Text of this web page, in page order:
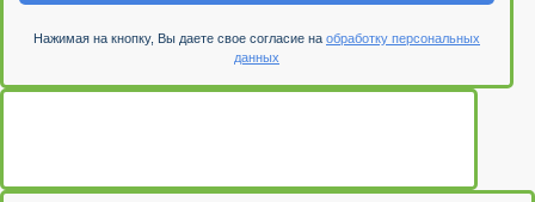
Нажимая на кнопку, Вы даете свое согласие на обработку персональных
данных